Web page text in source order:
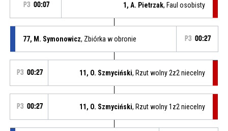
P3 00:07 1, A. Pietrzak, Faul osobisty
77, M. Symonowicz, Zbiórka w obronie P3 00:27
P3 00:27 11, O. Szmyciński, Rzut wolny 2z2 niecelny
P3 00:27 11, O. Szmyciński, Rzut wolny 1z2 niecelny